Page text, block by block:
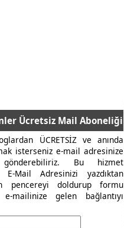
Ücretsiz Mail Aboneliği
ÜCRETSİZ ve anında
isterseniz e-mail adresinize
gönderebiliriz. Bu hizmet
E-Mail Adresinizi yazdıktan
pencereyi doldurup formu
mailinize gelen bağlantıyı